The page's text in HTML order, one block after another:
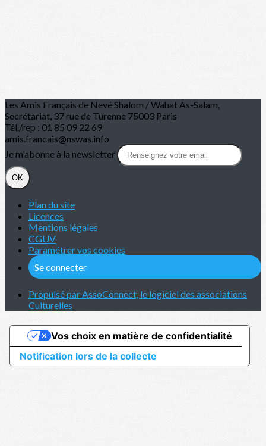
Les Amis Français de Nevé Shalom / Wahat As-Salam,
Secrétariat, 37 rue de Turenne 75003 Paris
Tél./rep : 01 85 09 22 69
amis.francais@nswas.info
Je m'abonne à la newsletter
OK
Plan du site
Licences
Mentions légales
CGUV
Paramétrer vos cookies
Se connecter
Propulsé par AssoConnect, le logiciel des associations
Culturelles
Notification lors de la collecte
Vos choix en matière de confidentialité